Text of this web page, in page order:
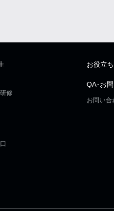
修
お役立
QA･お
お問い合